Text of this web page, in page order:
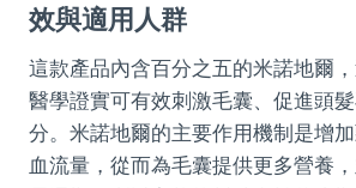
效與適用人群
這款產品內含百分之五的米諾地爾
醫學證實可有效刺激毛囊、促進頭
分。米諾地爾的主要作用機制是增
血流量，從而為毛囊提供更多營養